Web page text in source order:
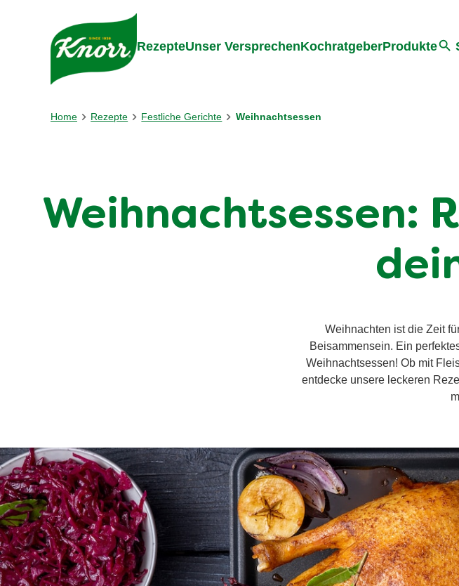
Gehe zu:
RezepteUnser VersprechenKochratgeberProdukte
Home Rezepte Festliche Gerichte Weihnachtsessen
Weihnachtsessen:
Weihnachten ist die Zeit
Beisammensein. Ein
Weihnachtsessen! Ob mit
entdecke unsere leckeren